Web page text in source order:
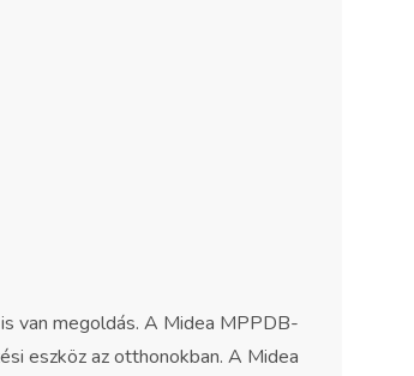
van megoldás. A Midea MPPDB-
eszköz az otthonokban. A Midea